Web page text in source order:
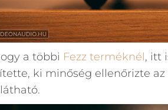
a többi Fezz terméknél, itt
ki minőség ellenőrizte